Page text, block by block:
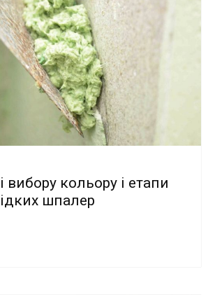
вибору кольору і етапи
шпалер